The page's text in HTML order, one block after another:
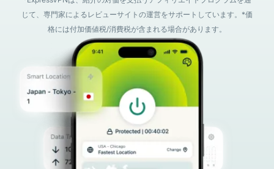
じて、専門家によるレビューサイトの運営をサポートしています。*価
格には付加価値税/消費税が含まれる場合があります。